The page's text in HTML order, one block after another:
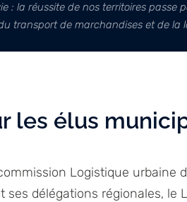
: la réussite de nos territoires passe
transport de marchandises et de la
les élus
Logistique urbaine
délégations régionales, le